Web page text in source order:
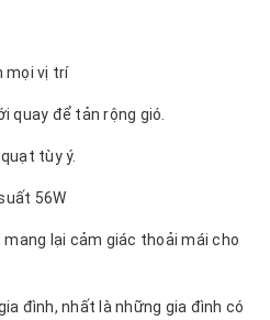
mọi vị trí
quay để tản rộng gió.
tùy ý.
56W
mang lại cảm giác thoải mái cho
đình, nhất là những gia đình có